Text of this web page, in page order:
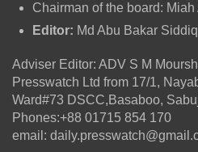
Chairman of the board:
Editor: Md Abu Bakar
Adviser Editor: ADV S M
Presswatch Ltd from 17/1,
Ward#73 DSCC,Basaboo,
Phones:+88 01715 854 170
email: